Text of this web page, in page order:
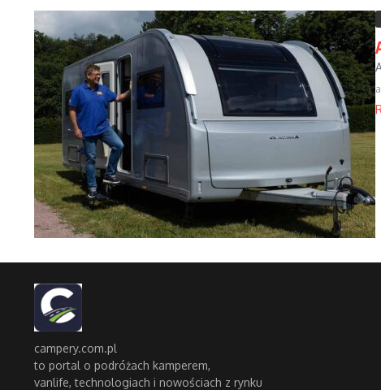
campery.com.pl
to portal o podróżach kamperem,
vanlife, technologiach i nowościach z rynku